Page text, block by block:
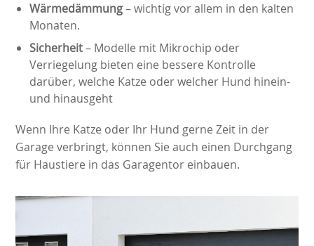
Wärmedämmung– wichtig vor allem in den kalten
Monaten.
Sicherheit– Modelle mit Mikrochip oder
Verriegelung bieten eine bessere Kontrolle
darüber, welche Katze oder welcher Hund hinein-
und hinausgeht
Wenn Ihre Katze oder Ihr Hund gerne Zeit in der
Garage verbringt, können Sie auch einen Durchgang
für Haustiere in das Garagentor einbauen.